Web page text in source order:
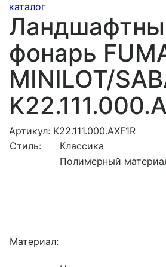
каталог
фонарь
MINILOT/
Артикул: K22.111.000.AXF1R
Стиль:
Классика
Материал:
Полимерный